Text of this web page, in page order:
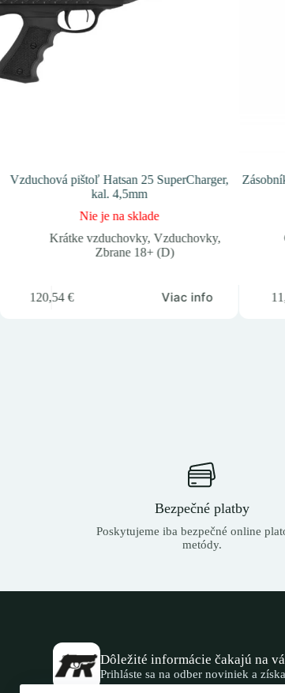
Vzduchová pištoľ Hatsan 25 SuperCharger,
kal. 4,5mm
Nie je na sklade
Krátke vzduchovky,Vzduchovky,
Zbrane 18+ (D)
120,54€ Viac info
Bezpečné platby
Poskytujeme iba bezpečné online
metódy.
Dôležité informácie čakajú na
Prihláste sa na odber noviniek a